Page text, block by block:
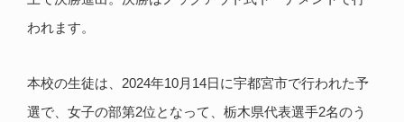
われます。
本校の生徒は、2024年10月14日に宇都宮市で行われた予
選で、女子の部第2位となって、栃木県代表選手2名のう